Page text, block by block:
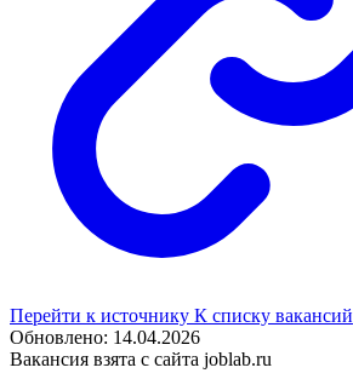
Перейти к источнику К списку вакансий
Обновлено: 14.04.2026
Вакансия взята с сайта joblab.ru